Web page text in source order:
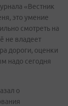
«Вестник
это умение
смотреть на
не владеет
дороги, оценки
надо сегодня
о